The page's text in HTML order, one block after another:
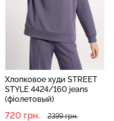
Хлопковое худи STREET
STYLE 4424/160 jeans
(фіолетовый)
720 грн. 2399 грн.